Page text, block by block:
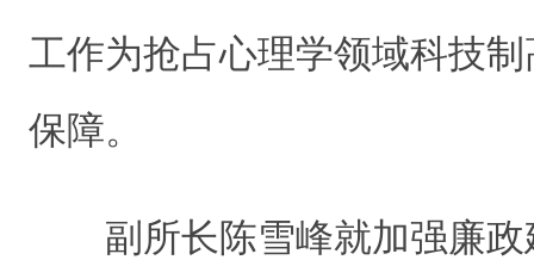
工作为抢占心理学领域科技
保障。
副所长陈雪峰就加强廉